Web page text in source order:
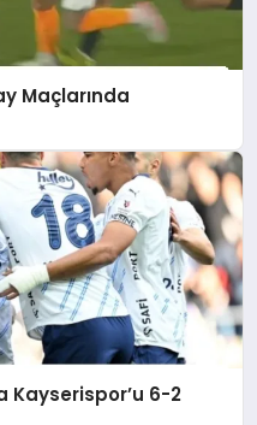
Maçlarında
Kayserispor’u 6-2